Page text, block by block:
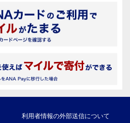
利用者情報の外部送信について